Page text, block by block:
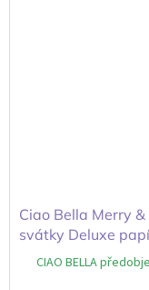
Ciao Bella Merry
svátky Deluxe
CIAO BELLA